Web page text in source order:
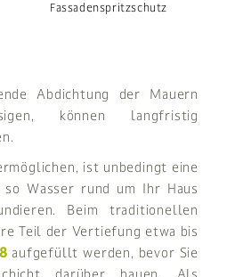
Fassadenspritzschutz
Abdichtung der Mauern
können langfristig
ist unbedingt eine
Wasser rund um Ihr Haus
Beim traditionellen
Teil der Vertiefung etwa bis
aufgefüllt werden, bevor Sie
darüber bauen. Als